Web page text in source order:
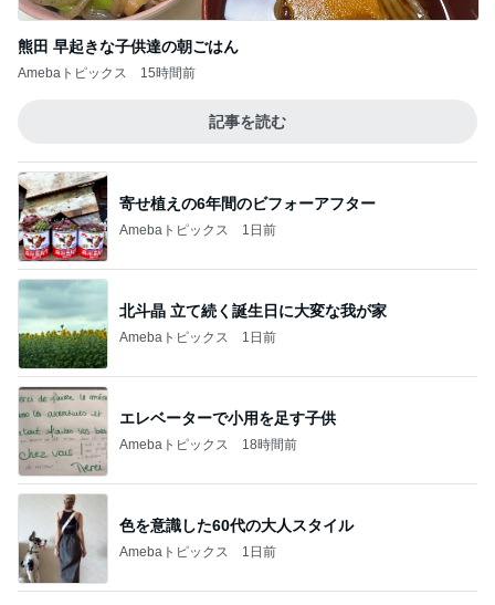
熊田 早起きな子供達の朝ごはん
Amebaトピックス 15時間前
記事を読む
寄せ植えの6年間のビフォーアフター
Amebaトピックス 1日前
北斗晶 立て続く誕生日に大変な我が家
Amebaトピックス 1日前
エレベーターで小用を足す子供
Amebaトピックス 18時間前
色を意識した60代の大人スタイル
Amebaトピックス 1日前